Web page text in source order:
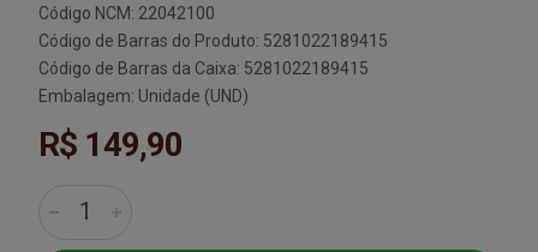
Código NCM: 22042100
Código de Barras do Produto: 5281022189415
Código de Barras da Caixa: 5281022189415
Embalagem: Unidade (UND)
R$ 149,90